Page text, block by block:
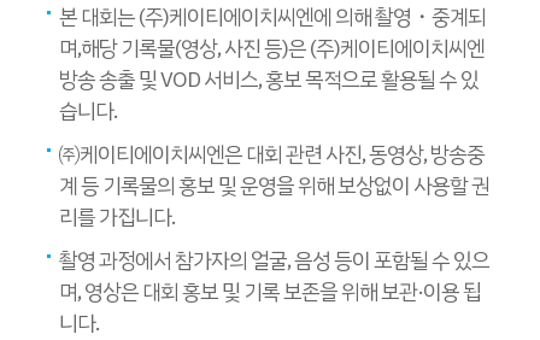
본 대회는 (주)케이티에이치씨엔에 의해 촬영・중계되
며,해당 기록물(영상, 사진 등)은 (주)케이티에이치씨엔
방송 송출 및 VOD 서비스, 홍보 목적으로 활용될 수 있
습니다.
㈜케이티에이치씨엔은 대회 관련 사진, 동영상, 방송중
계 등 기록물의 홍보 및 운영을 위해 보상없이 사용할 권
리를 가집니다.
촬영 과정에서 참가자의 얼굴, 음성 등이 포함될 수 있으
며, 영상은 대회 홍보 및 기록 보존을 위해 보관·이용 됩
니다.